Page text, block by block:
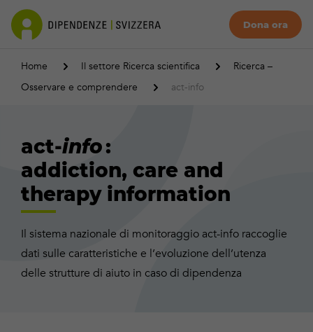
Dona ora
Home Il settore Ricerca scientifica
Ricerca –
Osservare e comprendere
act-info
act-info:
addiction, care and
therapy information
Il sistema nazionale di monitoraggio act-info raccoglie
dati sulle caratteristiche e l’evoluzione dell’utenza
delle strutture di aiuto in caso di dipendenza